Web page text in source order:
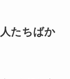
たちばか